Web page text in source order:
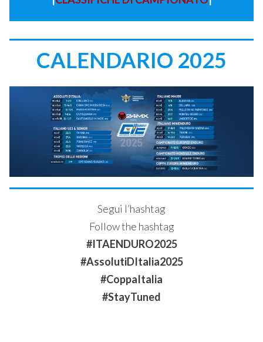
CALENDARIO 2025
Segui l’hashtag
Follow the hashtag
#ITAENDURO2025
#AssolutiDItalia2025
#CoppaItalia
#StayTuned